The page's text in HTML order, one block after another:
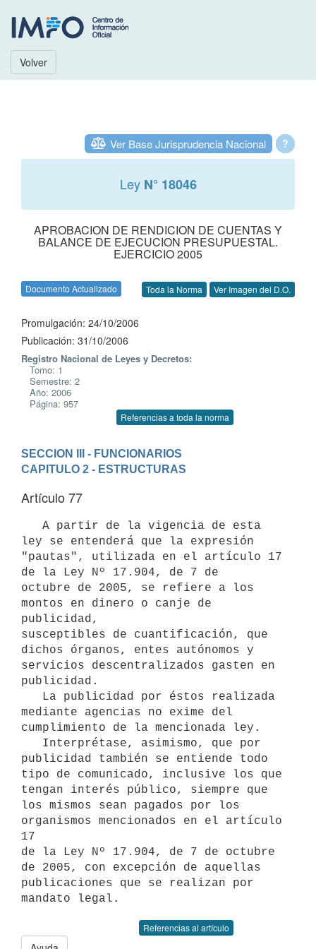
Volver
?
Ver Base Jurisprudencia Nacional
Ley N° 18046
APROBACION DE RENDICION DE CUENTAS Y
BALANCE DE EJECUCION PRESUPUESTAL.
EJERCICIO 2005
Documento Actualizado Toda la Norma Ver Imagen del D.O.
Promulgación: 24/10/2006
Publicación: 31/10/2006
Registro Nacional de Leyes y Decretos:
Tomo: 1
Semestre: 2
Año: 2006
Página: 957
Referencias a toda la norma
SECCION III - FUNCIONARIOS
CAPITULO 2 - ESTRUCTURAS
Artículo 77
ley se entenderá que la expresión
"pautas", utilizada en el artículo 17
de la Ley Nº 17.904, de 7 de
octubre de 2005, se refiere a los
montos en dinero o canje de
publicidad,
susceptibles de cuantificación, que
dichos órganos, entes autónomos y
servicios descentralizados gasten en
publicidad.
mediante agencias no exime del
cumplimiento de la mencionada ley.
publicidad también se entiende todo
tipo de comunicado, inclusive los que
tengan interés público, siempre que
los mismos sean pagados por los
organismos mencionados en el artículo
17
de la Ley Nº 17.904, de 7 de octubre
de 2005, con excepción de aquellas
publicaciones que se realizan por
mandato legal.
Referencias al artículo